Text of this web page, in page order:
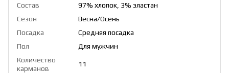
Состав
97% хлопок, 3% эластан
Сезон
Весна/Осень
Посадка
Средняя посадка
Пол
Для мужчин
Количество
карманов
11